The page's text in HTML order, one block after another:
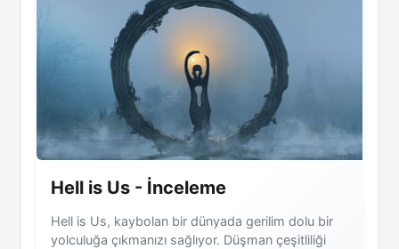
Hell is Us - İnceleme
Hell is Us, kaybolan bir dünyada gerilim dolu bir
yolculuğa çıkmanızı sağlıyor. Düşman çeşitliliği